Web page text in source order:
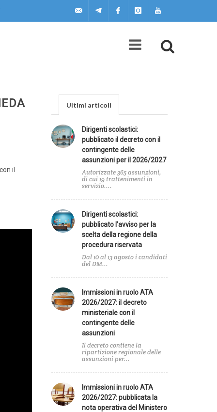
il
Ultimi articoli
Dirigenti scolastici:
pubblicato il decreto con il
contingente delle
assunzioni per il 2026/2027
Autorizzate 365 assunzioni,
di cui 19 trattenimenti in
servizio....
Dirigenti scolastici:
pubblicato l’avviso per la
scelta della regione della
procedura riservata
Dal 10 al 13 agosto i candidati
del DM...
Immissioni in ruolo ATA
2026/2027: il decreto
ministeriale con il
contingente delle
assunzioni
Il decreto contiene la
ripartizione regionale delle
assunzioni per...
Immissioni in ruolo ATA
2026/2027: pubblicata la
nota operativa del Ministero